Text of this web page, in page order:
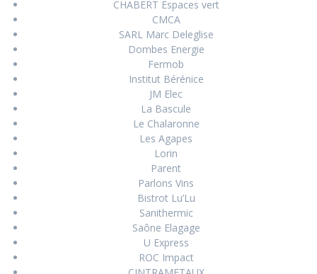
CHABERT Espaces vert
CMCA
SARL Marc Deleglise
Dombes Energie
Fermob
Institut Bérénice
JM Elec
La Bascule
Le Chalaronne
Les Agapes
Lorin
Parent
Parlons Vins
Bistrot Lu’Lu
Sanithermic
Saône Elagage
U Express
ROC Impact